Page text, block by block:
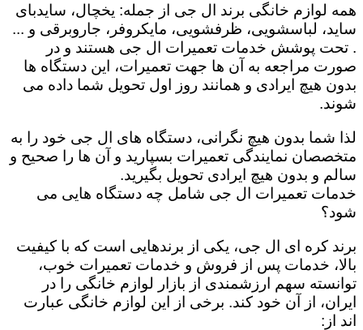
همه لوازم خانگی برند ال جی از جمله: یخچال، سایدبای
ساید، لباسشویی، ظرفشویی، مایکروفر، جاروبرقی و ...
. تحت پوشش خدمات تعمیرات ال جی هستند و در
صورت مراجعه به آن ها جهت تعمیرات، این دستگاه ها
بدون هیچ ایرادی و همانند روز اول تحویل شما داده می
شوند.
لذا شما بدون هیچ نگرانی، دستگاه های ال جی خود را به
متخصصان نمایندگی تعمیرات بسپارید و آن ها را صحیح و
سالم و بدون هیچ ایرادی تحویل بگیرید.
خدمات تعمیرات ال جی شامل چه دستگاه هایی می
شود؟
برند کره ای ال جی، یکی از برندهایی است که با کیفیت
بالا، خدمات پس از فروش و خدمات تعمیرات خوب،
توانسته سهم ارزشمندی از بازار لوازم خانگی را در
ایران، از آن خود کند. برخی از این لوازم خانگی عبارت
اند از: